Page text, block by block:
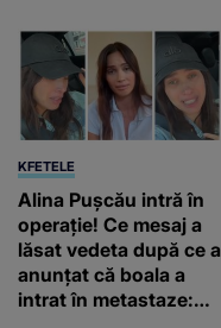
KFETELE
Alina Pușcău intră în
operație! Ce mesaj a
lăsat vedeta după ce a
anunțat că boala a
intrat în metastaze: